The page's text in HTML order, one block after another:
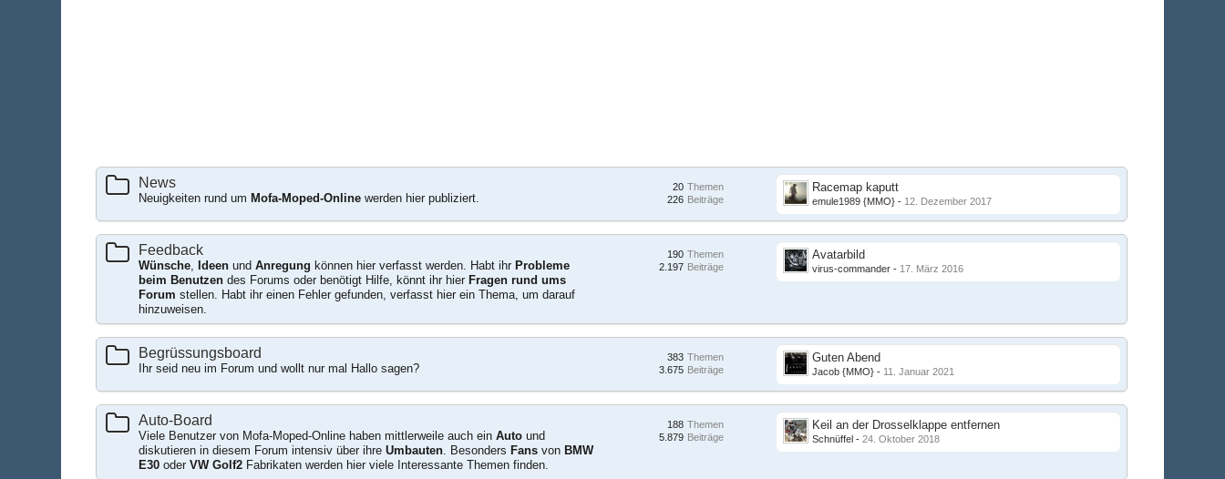
News
Neuigkeiten rund um Mofa-Moped-Online werden hier publiziert.
Themen
20
Beiträge
226
Racemap kaputt
emule1989 {MMO} - 12. Dezember 2017
Feedback
Wünsche, Ideen undAnregung können hier verfasst werden. Habt ihr Probleme
beim Benutzen des Forums oder benötigt Hilfe, könnt ihr hier Fragen rund ums
Forum stellen. Habt ihr einen Fehler gefunden, verfasst hier ein Thema, um darauf
hinzuweisen.
Themen
190
Beiträge
2.197
Avatarbild
virus-commander - 17. März 2016
Begrüssungsboard
Ihr seid neu im Forum und wollt nur mal Hallo sagen?
Themen
383
Beiträge
3.675
Guten Abend
Jacob {MMO} - 11. Januar 2021
Auto-Board
Viele Benutzer von Mofa-Moped-Online haben mittlerweile auch einAuto und
diskutieren in diesem Forum intensiv über ihreUmbauten. Besonders Fans von BMW
E30 oderVW Golf2 Fabrikaten werden hier viele Interessante Themen finden.
Themen
188
Beiträge
5.879
Keil an der Drosselklappe entfernen
Schnüffel - 24. Oktober 2018